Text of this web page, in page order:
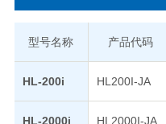
型号名称 产品代码
HL-200i HL200I-JA
HL-2000i HL2000I-JA